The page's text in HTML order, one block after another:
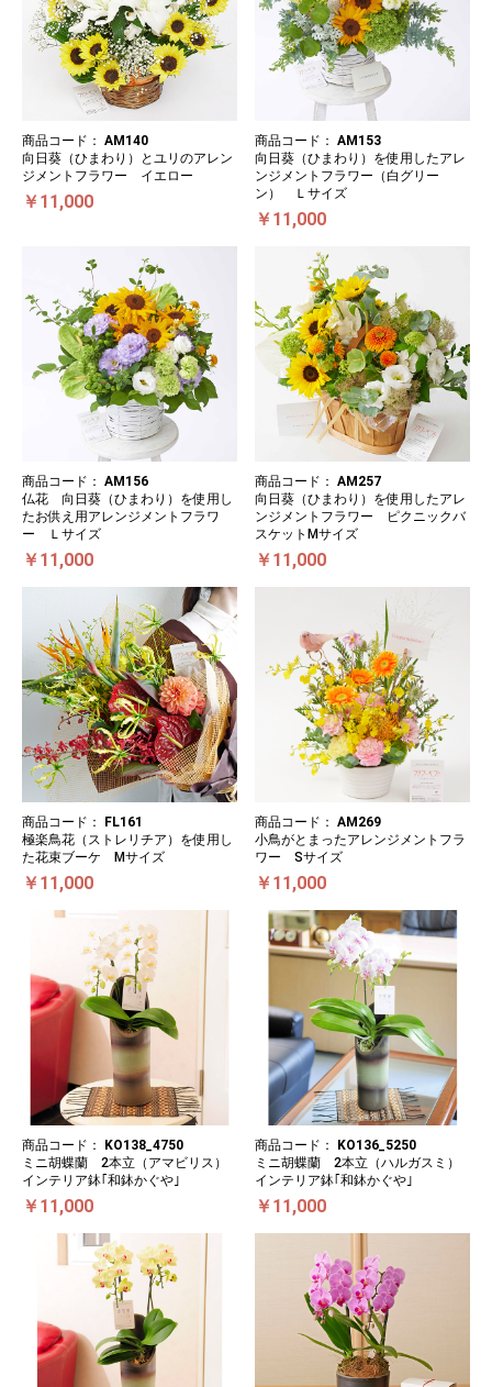
商品コード： AM140
向日葵（ひまわり）とユリのアレン
ジメントフラワー イエロー
￥11,000
商品コード： AM153
向日葵（ひまわり）を使用したアレ
ンジメントフラワー（白グリー
ン） Ｌサイズ
￥11,000
商品コード： AM156
仏花 向日葵（ひまわり）を使用し
たお供え用アレンジメントフラワ
ー Ｌサイズ
￥11,000
商品コード： AM257
向日葵（ひまわり）を使用したアレ
ンジメントフラワー ピクニックバ
スケットMサイズ
￥11,000
商品コード：
FL161
極楽鳥花（ストレリチア）を使用し
た花束ブーケ Mサイズ
￥11,000
商品コード： AM269
小鳥がとまったアレンジメントフラ
ワー Sサイズ
￥11,000
商品コード：
KO138_4750
ミニ胡蝶蘭 2本立（アマビリス）
インテリア鉢｢和鉢かぐや｣
￥11,000
商品コード：
KO136_5250
ミニ胡蝶蘭 2本立（ハルガスミ）
インテリア鉢｢和鉢かぐや｣
￥11,000